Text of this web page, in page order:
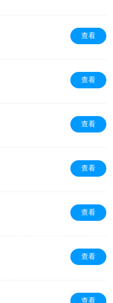
查看
查看
查看
查看
查看
查看
查看